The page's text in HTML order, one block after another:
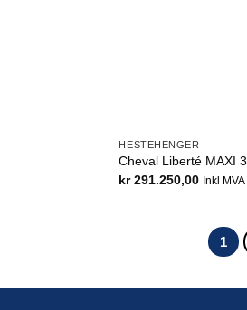
HESTEHENGER
Cheval Liberté MAXI 3
kr291.250,00 Inkl MVA
1